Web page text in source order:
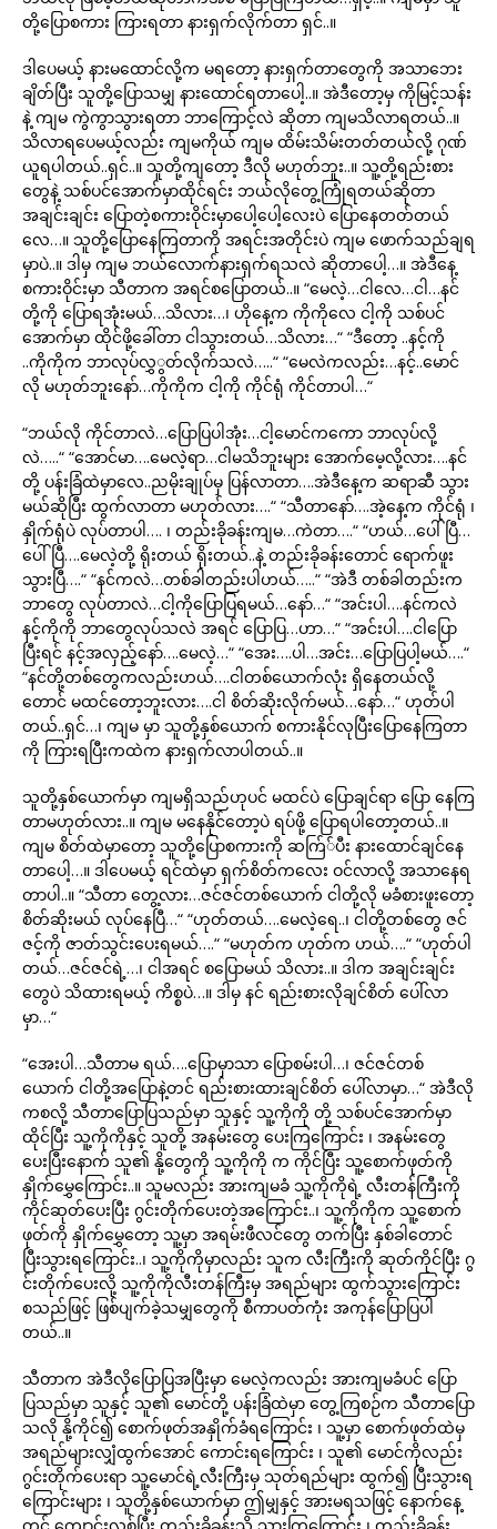
တို့ပြောစကား ကြားရတာ နားရှက်လိုက်တာ ရှင်..။
ဒါပေမယ့် နားမထောင်လို့က မရတော့ နားရှက်တာတွေကို အသာဘေး
ချိတ်ပြီး သူတို့ပြောသမျှ နားထောင်ရတာပေါ့..။ အဲဒီတော့မှ ကိုမြင့်သန်း
နဲ့ ကျမ ကွဲကွာသွားရတာ ဘာကြောင့်လဲ ဆိုတာ ကျမသိလာရတယ်..။
သိလာရပေမယ့်လည်း ကျမကိုယ် ကျမ ထိမ်းသိမ်းတတ်တယ်လို့ ဂုဏ်
ယူရပါတယ်..ရှင်..။ သူတို့ကျတော့ ဒီလို မဟုတ်ဘူး..။ သူ့တို့ရည်းစား
တွေနဲ့ သစ်ပင်အောက်မှာထိုင်ရင်း ဘယ်လိုတွေ့ကြုံရတယ်ဆိုတာ
အချင်းချင်း ပြောတဲ့စကားဝိုင်းမှာပေါ့ပေါ့လေးပဲ ပြောနေတတ်တယ်
လေ…။ သူတို့ပြောနေကြတာကို အရင်းအတိုင်းပဲ ကျမ ဖောက်သည်ချရ
မှာပဲ..။ ဒါမှ ကျမ ဘယ်လောက်နားရှက်ရသလဲ ဆိုတာပေါ့…။ အဲဒီနေ့
စကားဝိုင်းမှာ သီတာက အရင်စပြောတယ်..။ “မေလဲ့…ငါလေ…ငါ…နင်
တို့ကို ပြောရအုံးမယ်…သိလား…၊ ဟိုနေ့က ကိုကိုလေ ငါ့ကို သစ်ပင်
အောက်မှာ ထိုင်ဖို့ခေါ်တာ ငါသွားတယ်…သိလား…“ “ဒီတော့ ..နင့်ကို
..ကိုကိုက ဘာလုပ်လွှွတ်လိုက်သလဲ…..“ “မေလဲကလည်း…နင့်..မောင်
လို မဟုတ်ဘူးနော်…ကိုကိုက ငါ့ကို ကိုင်ရုံ ကိုင်တာပါ…“
“ဘယ်လို ကိုင်တာလဲ…ပြောပြပါအုံး…ငါ့မောင်ကကော ဘာလုပ်လို့
လဲ…..“ “အောင်မာ….မေလဲ့ရာ…ငါမသိဘူးများ အောက်မေ့လို့လား….နင်
တို့ ပန်းခြံထဲမှာလေ..ညမိုးချုပ်မှ ပြန်လာတာ….အဲဒီနေ့က ဆရာဆီ သွား
မယ်ဆိုပြီး ထွက်လာတာ မဟုတ်လား….“ “သီတာနော်….အဲ့နေ့က ကိုင်ရုံ ၊
နှိုက်ရုံပဲ လုပ်တာပါ…. ၊ တည်းခိုခန်းကျမ…ကဲတာ….“ “ဟယ်…ပေါ်ပြီ…
ပေါ်ပြီ….မေလဲ့တို့ ရိုးတယ် ရိုးတယ်..နဲ့ တည်းခိုခန်းတောင် ရောက်ဖူး
သွားပြီ….“ “နင်ကလဲ…တစ်ခါတည်းပါဟယ်…..“ “အဲဒီ တစ်ခါတည်းက
ဘာတွေ လုပ်တာလဲ…ငါ့ကိုပြောပြရမယ်…နော်…“ “အင်းပါ….နင်ကလဲ
နင့်ကိုကို ဘာတွေလုပ်သလဲ အရင် ပြောပြ…ဟာ…“ “အင်းပါ….ငါပြော
ပြီးရင် နင့်အလှည့်နော်….မေလဲ့…“ “အေး….ပါ…အင်း…ပြောပြပါ့မယ်….“
“နင်တို့တစ်တွေကလည်းဟယ်….ငါတစ်ယောက်လုံး ရှိနေတယ်လို့
တောင် မထင်တော့ဘူးလား….ငါ စိတ်ဆိုးလိုက်မယ်…နော်…“ ဟုတ်ပါ
တယ်..ရှင်…၊ ကျမ မှာ သူတို့နှစ်ယောက် စကားနိုင်လုပြီးပြောနေကြတာ
ကို ကြားရပြီးကထဲက နားရှက်လာပါတယ်..။
သူတို့နှစ်ယောက်မှာ ကျမရှိသည်ဟုပင် မထင်ပဲ ပြောချင်ရာ ပြော နေကြ
တာမဟုတ်လား..။ ကျမ မနေနိုင်တော့ပဲ ရပ်ဖို့ ပြောရပါတော့တယ်..။
ကျမ စိတ်ထဲမှာတော့ သူတို့ပြောစကားကို ဆက်ြ်ပီး နားထောင်ချင်နေ
တာပေါ့…။ ဒါပေမယ့် ရင်ထဲမှာ ရှက်စိတ်ကလေး ဝင်လာလို့ အသာနေရ
တာပါ..။ “သီတာ တွေ့လား…ဇင်ဇင်တစ်ယောက် ငါတို့လို မခံစားဖူးတော့
စိတ်ဆိုးမယ် လုပ်နေပြီ…“ “ဟုတ်တယ်….မေလဲ့ရေ..၊ ငါတို့တစ်တွေ ဇင်
ဇင့်ကို ဇာတ်သွင်းပေးရမယ်….“ “မဟုတ်က ဟုတ်က ဟယ်….“ “ဟုတ်ပါ
တယ်…ဇင်ဇင်ရဲ့…၊ ငါအရင် စပြောမယ် သိလား..။ ဒါက အချင်းချင်း
တွေပဲ သိထားရမယ့် ကိစ္စပဲ…။ ဒါမှ နင် ရည်းစားလိုချင်စိတ် ပေါ်လာ
မှာ…“
“အေးပါ…သီတာမ ရယ်….ပြောမှာသာ ပြောစမ်းပါ…၊ ဇင်ဇင်တစ်
ယောက် ငါတို့အပြောနဲ့တင် ရည်းစားထားချင်စိတ် ပေါ်လာမှာ…“ အဲဒီလို
ကစလို့ သီတာပြောပြသည်မှာ သူနှင့် သူ့ကိုကို တို့ သစ်ပင်အောက်မှာ
ထိုင်ပြီး သူ့ကိုကိုနှင့် သူတို့ အနမ်းတွေ ပေးကြကြောင်း ၊ အနမ်းတွေ
ပေးပြီးနောက် သူ၏ နို့တွေကို သူ့ကိုကို က ကိုင်ပြီး သူ့စောက်ဖုတ်ကို
နှိုက်မွှေကြောင်း..။ သူမလည်း အားကျမခံ သူ့ကိုကိုရဲ့ လီးတန်ကြီးကို
ကိုင်ဆုတ်ပေးပြီး ဂွင်းတိုက်ပေးတဲ့အကြောင်း..၊ သူ့ကိုကိုက သူ့စောက်
ဖုတ်ကို နှိုက်မွှေတော့ သူ့မှာ အရမ်းဖီလင်တွေ တက်ပြီး နှစ်ခါတောင်
ပြီးသွားရကြောင်း..၊ သူ့ကိုကိုမှာလည်း သူက လီးကြီးကို ဆုတ်ကိုင်ပြီး ဂွ
င်းတိုက်ပေးလို့ သူ့ကိုကိုလီးတန်ကြီးမှ အရည်များ ထွက်သွားကြောင်း
စသည်ဖြင့် ဖြစ်ပျက်ခဲ့သမျှတွေကို စီကာပတ်ကုံး အကုန်ပြောပြပါ
တယ်..။
သီတာက အဲဒီလိုပြောပြအပြီးမှာ မေလဲ့ကလည်း အားကျမခံပင် ပြော
ပြသည်မှာ သူနှင့် သူ၏ မောင်တို့ ပန်းခြံထဲမှာ တွေ့ကြစဉ်က သီတာပြော
သလို နို့ကိုင်၍ စောက်ဖုတ်အနှိုက်ခံရကြောင်း ၊ သူ့မှာ စောက်ဖုတ်ထဲမှ
အရည်များလျှံထွက်အောင် ကောင်းရကြောင်း ၊ သူ၏ မောင်ကိုလည်း
ဂွင်းတိုက်ပေးရာ သူ့မောင်ရဲ့လီးကြီးမှ သုတ်ရည်များ ထွက်၍ ပြီးသွားရ
ကြောင်းများ ၊ သူတို့နှစ်ယောက်မှာ ဤမျှနှင့် အားမရသဖြင့် နောက်နေ့